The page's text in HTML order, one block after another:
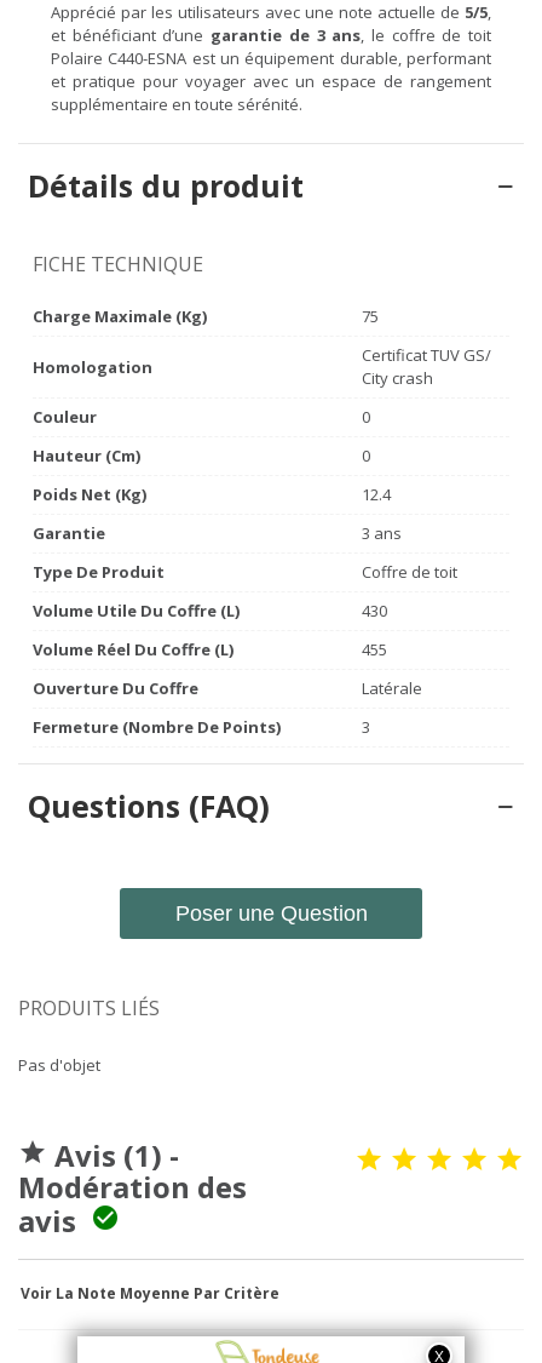
Apprécié par les utilisateurs avec une note actuelle de 5/5,
et bénéficiant d’une garantie de 3 ans, le coffre de toit
Polaire C440-ESNA est un équipement durable, performant
et pratique pour voyager avec un espace de rangement
supplémentaire en toute sérénité.
Détails du produit
FICHE TECHNIQUE
Charge Maximale (kg) 75
Homologation
Certificat TUV GS/
City crash
Couleur
0
Hauteur (cm)
0
Poids Net (Kg)
12.4
Garantie
3 ans
Type De Produit
Coffre de toit
Volume Utile Du Coffre (L)
430
Volume Réel Du Coffre (L)
455
Ouverture Du Coffre
Latérale
Fermeture (nombre De Points)
3
Questions (FAQ)
Poser une Question
PRODUITS LIÉS
Pas d'objet
 Avis (1) -
Modération des
avis

Voir La Note Moyenne Par Critère